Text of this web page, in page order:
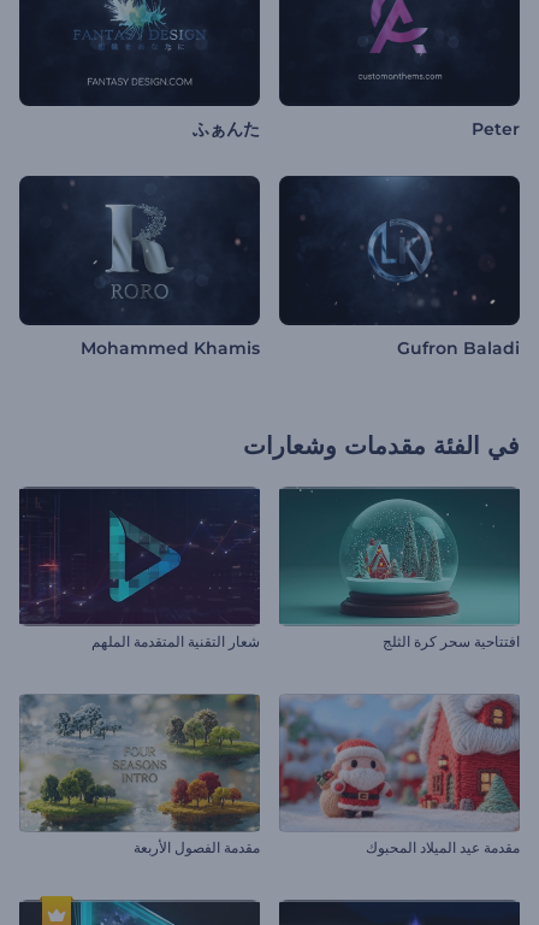
Peter
ふぁんた
Gufron Baladi
Mohammed Khamis
في الفئة مقدمات وشعارات
افتتاحية سحر كرة الثلج شعار التقنية المتقدمة الملهم
مقدمة عيد الميلاد المحبوك مقدمة الفصول الأربعة